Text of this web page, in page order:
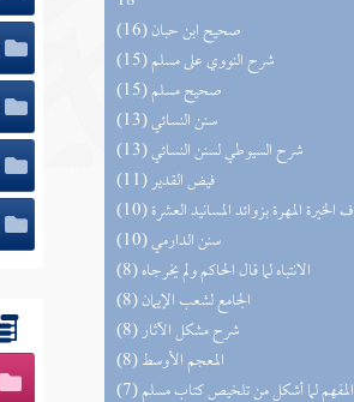
(16) صحيح ابن حبان
(15) شرح النووي على مسلم
(15) صحيح مسلم
(13) سنن النسائي
(13) شرح السيوطي لسنن النسائي
(11) فيض القدير
الخيرة المهرة بزوائد المسانيد العشرة
(10) سنن الدارمي
(8) الانتباه لما قال الحاكم ولم يخرجاه
(8) الجامع لشعب الإيمان
(8) شرح مشكل الآثار
(8) المعجم الأوسط
(7) المفهم لما أشكل من تلخيص كتاب مسلم